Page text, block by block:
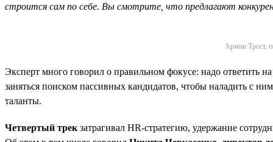
строится сам по себе. Вы смотрите, что предлагают
Армин Трост,
Эксперт много говорил о правильном фокусе: надо ответить
заняться поиском пассивных кандидатов, чтобы наладить с
таланты.
Четвертый трек затрагивал HR-стратегию, удержание